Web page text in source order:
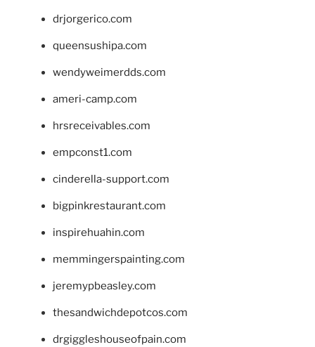
drjorgerico.com
queensushipa.com
wendyweimerdds.com
ameri-camp.com
hrsreceivables.com
empconst1.com
cinderella-support.com
bigpinkrestaurant.com
inspirehuahin.com
memmingerspainting.com
jeremypbeasley.com
thesandwichdepotcos.com
drgiggleshouseofpain.com